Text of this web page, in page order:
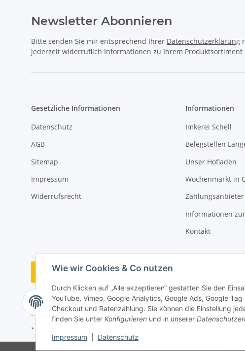
Wie wir Cookies & Co nutzen
Durch Klicken auf „Alle akzeptieren“ gestatten Sie den
YouTube, Vimeo, Google Analytics, Google Ads, Google
Checkout und Ratenzahlung. Sie können die Einstellung
finden Sie unter Konfigurieren und in unserer
Impressum Datenschutz
Newsletter Abonnieren
Bitte senden Sie mir entsprechend Ihrer Datenschutzerklärung
jederzeit widerruflich Informationen zu Ihrem Produktsortiment
Gesetzliche Informationen
Datenschutz
AGB
Sitemap
Impressum
Widerrufsrecht
Informationen
Imkerei Schell
Belegstellen
Unser Hofladen
Wochenmarkt in
Zahlungsanbieter
Informationen
Kontakt
Vertrag widerrufen
* Alle Preise inkl. gesetzlicher USt., zzgl.